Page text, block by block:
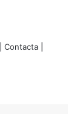
Contacta